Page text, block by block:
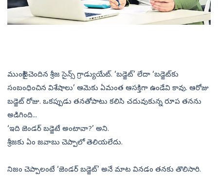
ముంబైకి చెందిన శ్రీజ సైన్స్‌ గ్రాడ్యుయేట్‌. ‘బడ్జెట్‌’ లేదా ‘బడ్జెట్‌కు
సంబంధించిన విశేషాలు’ ఆమెకు ఏమంత ఆసక్తిగా ఉండేవి కావు. ఆరోజు
బడ్జెట్‌ రోజు. ఒకప్పుడు తనతోపాటు కలిసి చదువుకున్న రూప తనను
అడిగింది...
‘ఇది జెండర్‌ బడ్జెటే అంటావా?’ అని.
శ్రీజకు ఏం జవాబు చెప్పాలో తెలియలేదు.
నిజం చెప్పాలంటే ‘జెండర్‌ బడ్జెట్‌’ అనే మాట వినడం తనకు తొలిసారి.